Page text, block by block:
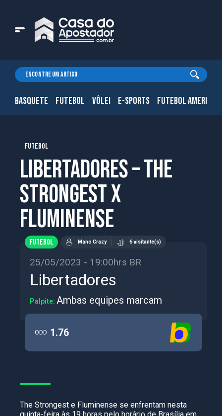
BASQUETE FUTEBOL VÔLEI E-SPORTS FUTEBOL
FUTEBOL
Libertadores – The
Strongest X
Fluminense
FUTEBOL Mano Crazy 6 visitante(s)
25/05/2023 - 19:00hrs BR
Libertadores
Palpite: Ambas equipes marcam
ODD 1.76
The Strongest e Fluminense se enfrentam nesta